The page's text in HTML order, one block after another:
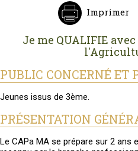
Imprimer
Je me QUALIFIE
PUBLIC CONCERNÉ ET
Jeunes issus de 3ème.
PRÉSENTATION
Le CAPa MA se prépare sur 2 ans